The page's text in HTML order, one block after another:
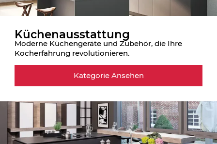
Küchenausstattung
Moderne Küchengeräte und Zubehör, die Ihre
Kocherfahrung revolutionieren.
Kategorie Ansehen